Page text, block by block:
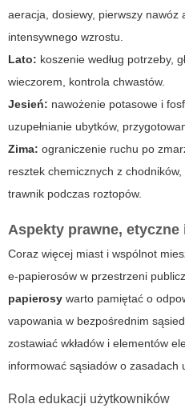
aeracja, dosiewy, pierwszy nawóz
intensywnego wzrostu.
Lato: koszenie według potrzeby,
wieczorem, kontrola chwastów.
Jesień: nawożenie potasowe i
uzupełnianie ubytków,
Zima: ograniczenie ruchu po
resztek chemicznych z
trawnik podczas roztopów.
Aspekty prawne, etyczne
Coraz więcej miast i wspólnot
e‑papierosów w przestrzeni
papierosy warto pamiętać o
vapowania w bezpośrednim
zostawiać wkładów i elementów
informować sąsiadów o zasadach
Rola edukacji użytkowników